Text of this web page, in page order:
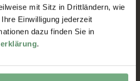
mit Sitz in Drittländern, wie
Einwilligung jederzeit
dazu finden Sie in
.